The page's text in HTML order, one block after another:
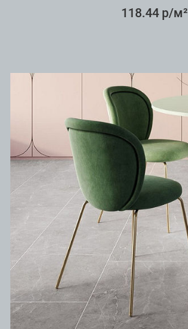
118.44 р/м²